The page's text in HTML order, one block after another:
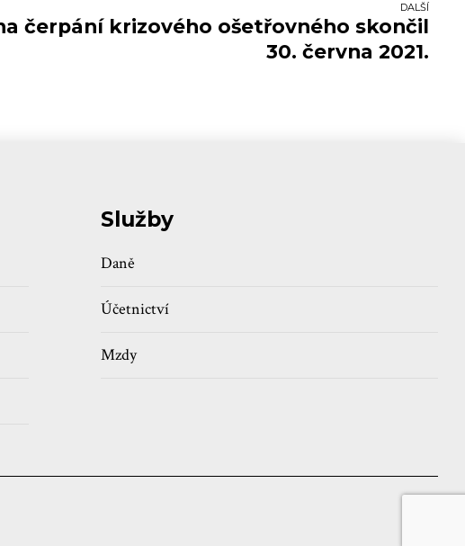
DALŠÍ
čerpání krizového ošetřovného skončil
30. června 2021.
Služby
Daně
Účetnictví
Mzdy